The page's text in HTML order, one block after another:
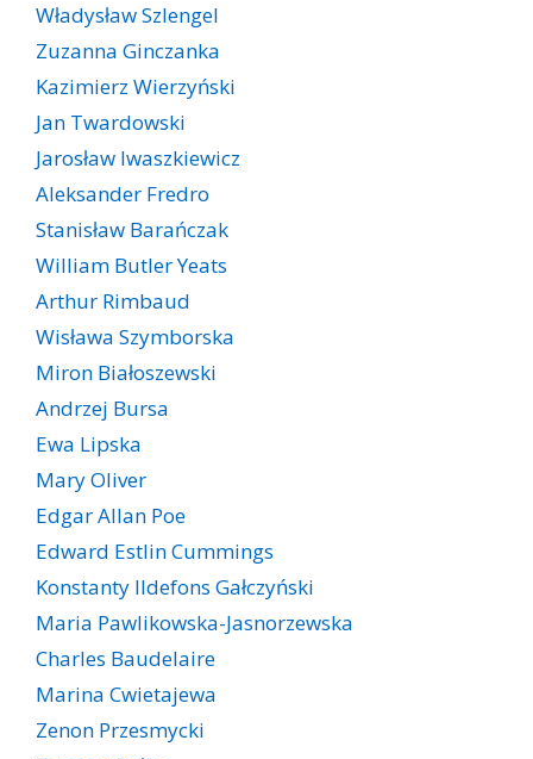
Władysław Szlengel
Zuzanna Ginczanka
Kazimierz Wierzyński
Jan Twardowski
Jarosław Iwaszkiewicz
Aleksander Fredro
Stanisław Barańczak
William Butler Yeats
Arthur Rimbaud
Wisława Szymborska
Miron Białoszewski
Andrzej Bursa
Ewa Lipska
Mary Oliver
Edgar Allan Poe
Edward Estlin Cummings
Konstanty Ildefons Gałczyński
Maria Pawlikowska-Jasnorzewska
Charles Baudelaire
Marina Cwietajewa
Zenon Przesmycki